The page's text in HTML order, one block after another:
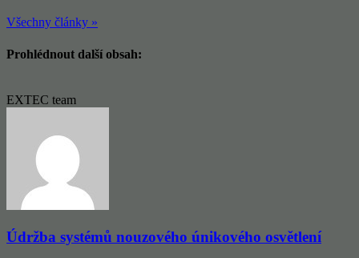
Všechny články »
Prohlédnout další obsah:
EXTEC team
Údržba systémů nouzového únikového osvětlení